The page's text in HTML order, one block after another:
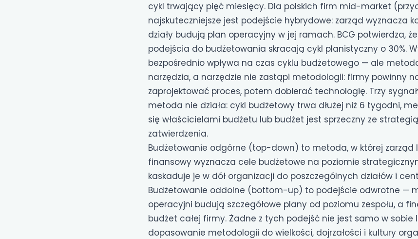
cykl trwający pięć miesięcy. Dla polskich firm mid-market
najskuteczniejsze jest podejście hybrydowe: zarząd wyznacza
działy budują plan operacyjny w jej ramach. BCG potwierdza,
podejścia do budżetowania skracają cykl planistyczny o 30%.
bezpośrednio wpływa na czas cyklu budżetowego — ale
narzędzia, a narzędzie nie zastąpi metodologii: firmy powinny
zaprojektować proces, potem dobierać technologię. Trzy
metoda nie działa: cykl budżetowy trwa dłużej niż 6 tygodni,
się właścicielami budżetu lub budżet jest sprzeczny ze
zatwierdzenia.
Budżetowanie odgórne (top-down) to metoda, w której zarząd
finansowy wyznacza cele budżetowe na poziomie
kaskaduje je w dół organizacji do poszczególnych działów i
Budżetowanie oddolne (bottom-up) to podejście odwrotne —
operacyjni budują szczegółowe plany od poziomu zespołu, a
budżet całej firmy. Żadne z tych podejść nie jest samo w sobie
dopasowanie metodologii do wielkości, dojrzałości i kultury